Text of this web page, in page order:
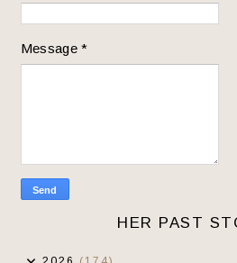
Message*
HER PAST